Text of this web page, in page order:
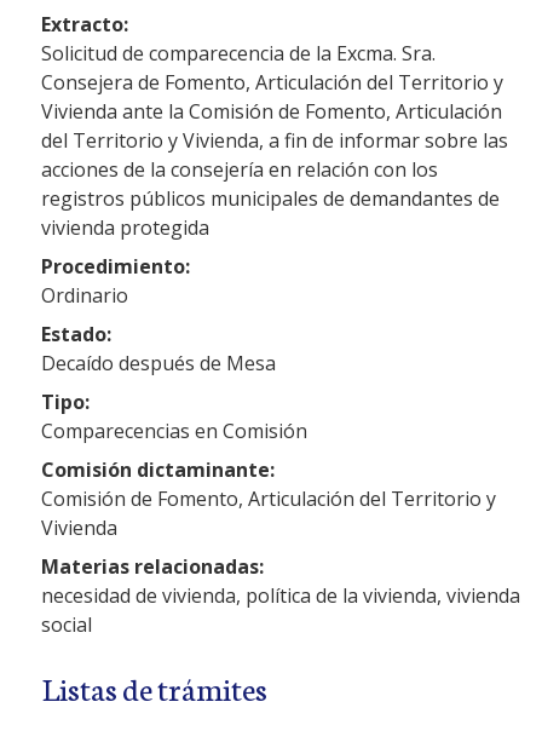
Extracto:
Solicitud de comparecencia de la Excma. Sra.
Consejera de Fomento, Articulación del Territorio y
Vivienda ante la Comisión de Fomento, Articulación
del Territorio y Vivienda, a fin de informar sobre las
acciones de la consejería en relación con los
registros públicos municipales de demandantes de
vivienda protegida
Procedimiento:
Ordinario
Estado:
Decaído después de Mesa
Tipo:
Comparecencias en Comisión
Comisión dictaminante:
Comisión de Fomento, Articulación del Territorio y
Vivienda
Materias relacionadas:
necesidad de vivienda, política de la vivienda, vivienda
social
Listas de trámites